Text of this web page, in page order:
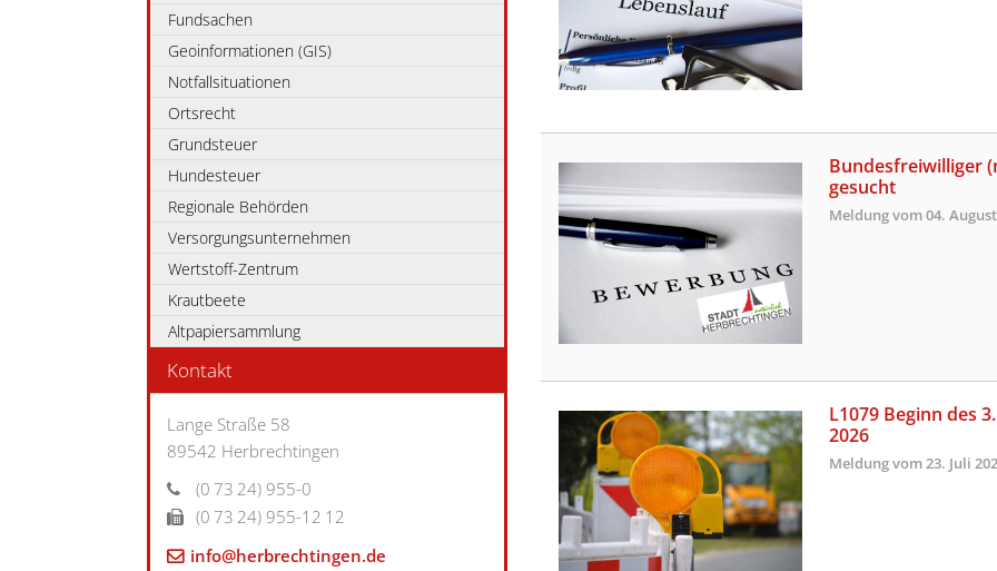
Fundsachen
Geoinformationen (GIS)
Notfallsituationen
Ortsrecht
Grundsteuer
Hundesteuer
Regionale Behörden
Versorgungsunternehmen
Wertstoff-Zentrum
Krautbeete
Altpapiersammlung
Kontakt
Lange Straße 58
89542 Herbrechtingen
(0 73 24) 955-0
(0 73 24) 955-12 12
info@herbrechtingen.de
Bundesfreiwilliger
gesucht
Meldung vom04. August
L1079 Beginn des
2026
Meldung vom23. Juli